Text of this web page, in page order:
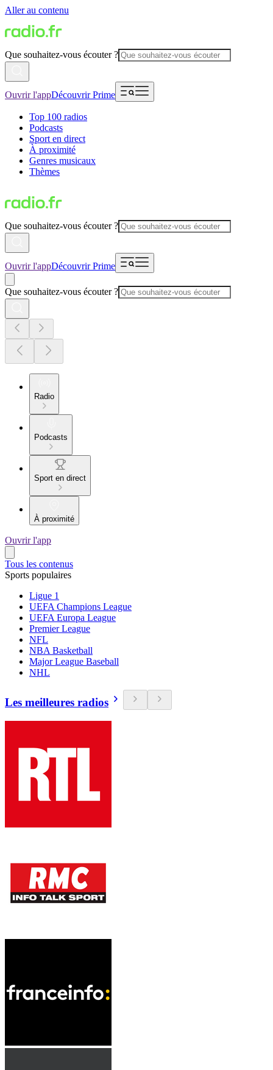
Aller au contenu
Que souhaitez-vous écouter ?
Ouvrir l'appDécouvrir Prime
Top 100 radios
Podcasts
Sport en direct
À proximité
Genres musicaux
Thèmes
Que souhaitez-vous écouter ?
Ouvrir l'appDécouvrir Prime
Que souhaitez-vous écouter ?
Radio
Podcasts
Sport en direct
À proximité
Ouvrir l'app
Tous les contenus
Sports populaires
Ligue 1
UEFA Champions League
UEFA Europa League
Premier League
NFL
NBA Basketball
Major League Baseball
NHL
Les meilleures radios